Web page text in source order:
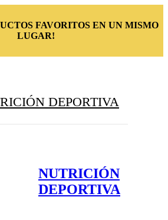
FAVORITOS EN UN MISMO
LUGAR!
DEPORTIVA
NUTRICIÓN
DEPORTIVA